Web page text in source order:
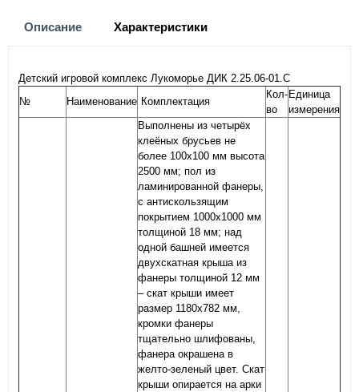
Описание Характеристики
Детский игровой комплекс Лукоморье ДИК 2.25.06-01.С
№
Наименование Комплектация
Кол-
во
Единица
измерения
Выполнены из четырёх
клеёных брусьев не
более 100х100 мм высота
2500 мм; пол из
ламинированной фанеры,
с антискользящим
покрытием 1000х1000 мм
толщиной 18 мм; над
одной башней имеется
двухскатная крыша из
фанеры толщиной 12 мм
– скат крыши имеет
размер 1180х782 мм,
кромки фанеры
тщательно шлифованы,
фанера окрашена в
желто-зеленый цвет. Скат
крыши опирается на арки